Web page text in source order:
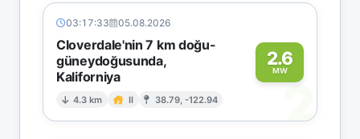
03:17:33 05.08.2026
Cloverdale'nin 7 km doğu-
güneydoğusunda,
Kaliforniya
4.3 km II 38.79, -122.94
2.6
MW
2